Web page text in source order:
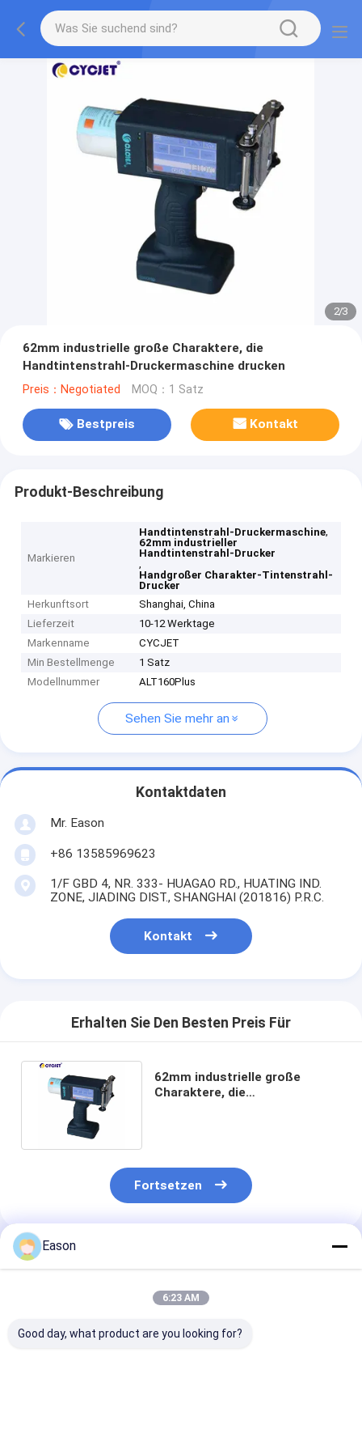
2/3
62mm industrielle große Charaktere, die
Handtintenstrahl-Druckermaschine drucken
Preis：Negotiated MOQ：1 Satz
Bestpreis Kontakt
Produkt-Beschreibung
Markieren
Handtintenstrahl-Druckermaschine,
62mm industrieller
Handtintenstrahl-Drucker
,
Handgroßer Charakter-Tintenstrahl-
Drucker
Herkunftsort
Shanghai, China
Lieferzeit
10-12 Werktage
Markenname
CYCJET
Min Bestellmenge
1 Satz
Modellnummer
ALT160Plus
Sehen Sie mehr an
Kontaktdaten
Mr. Eason
+86 13585969623
1/F GBD 4, NR. 333- HUAGAO RD., HUATING IND.
ZONE, JIADING DIST., SHANGHAI (201816) P.R.C.
Kontakt
Erhalten Sie Den Besten Preis Für
62mm industrielle große
Charaktere, die
Fortsetzen
Empfohlene Produkte
Eason
6:23 AM
Good day, what product are you looking for?